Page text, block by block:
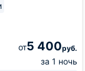
от5 400руб.
за 1 ночь